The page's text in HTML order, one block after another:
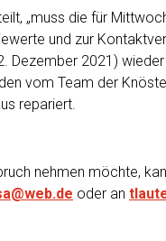
„muss die für
und zur
Dezember 2021) wieder
vom Team der
repariert.
nehmen möchte,
oder an